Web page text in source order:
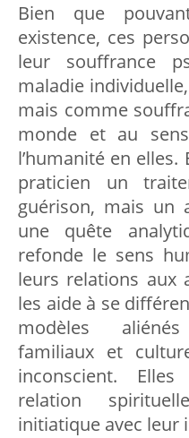
Bien que
existence, ces
leur souffrance
maladie
mais comme
monde et au
l’humanité en elles.
praticien un
guérison, mais un
une quête
refonde le sens
leurs relations aux
les aide à se
modèles aliénés
familiaux et
inconscient.
relation
initiatique avec leur